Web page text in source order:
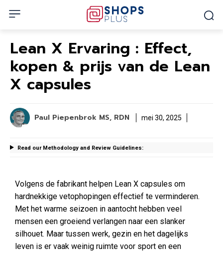
Lean X Ervaring : Effect,
kopen & prijs van de Lean
X capsules
Paul Piepenbrok MS, RDN mei 30, 2025
Read our Methodology and Review Guidelines:
Volgens de fabrikant helpen Lean X capsules om
hardnekkige vetophopingen effectief te verminderen.
Met het warme seizoen in aantocht hebben veel
mensen een groeiend verlangen naar een slanker
silhouet. Maar tussen werk, gezin en het dagelijks
leven is er vaak weinig ruimte voor sport en een